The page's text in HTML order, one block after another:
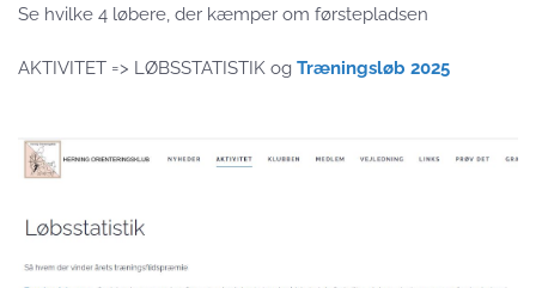
Se hvilke 4 løbere, der kæmper om førstepladsen
AKTIVITET => LØBSSTATISTIK og Træningsløb 2025